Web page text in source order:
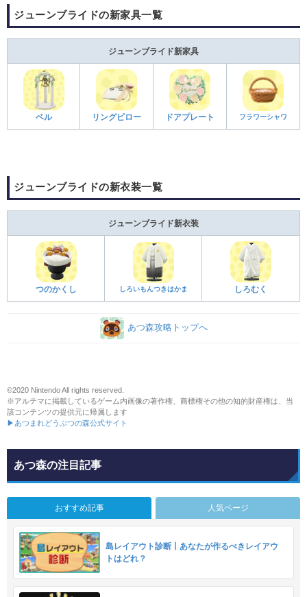
ジューンブライドの新家具一覧
ジューンブライド新家具
ベル リングピロー ドアプレート フラワーシャワ
ジューンブライドの新衣装一覧
ジューンブライド新衣装
つのかくし しろいもんつきはかま しろむく
あつ森攻略トップへ
©2020 Nintendo All rights reserved.
※アルテマに掲載しているゲーム内画像の著作権、商標権その他の知的財産権は、当
該コンテンツの提供元に帰属します
▶あつまれどうぶつの森公式サイト
あつ森の注目記事
おすすめ記事 人気ページ
島レイアウト診断丨あなたが作るべきレイアウ
トはどれ？